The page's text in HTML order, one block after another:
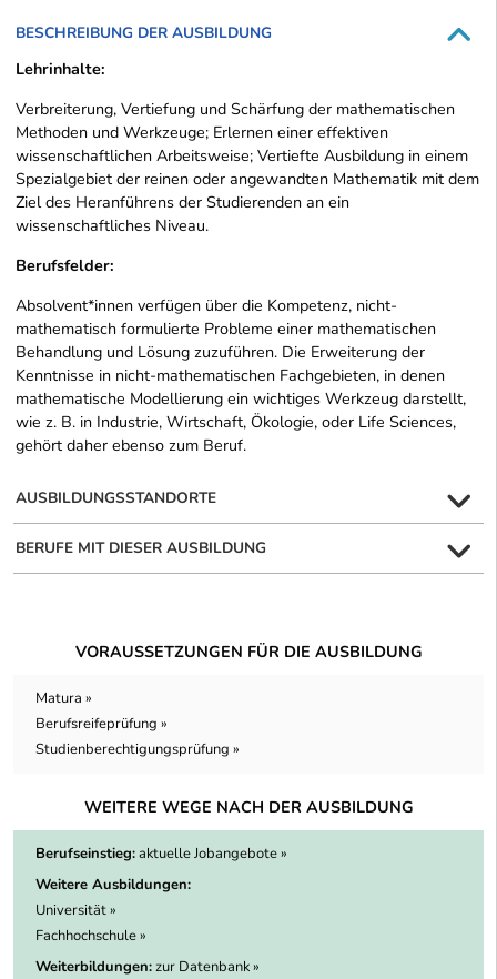
BESCHREIBUNG DER AUSBILDUNG
Lehrinhalte:
Verbreiterung, Vertiefung und Schärfung der mathematischen
Methoden und Werkzeuge; Erlernen einer effektiven
wissenschaftlichen Arbeitsweise; Vertiefte Ausbildung in einem
Spezialgebiet der reinen oder angewandten Mathematik mit dem
Ziel des Heranführens der Studierenden an ein
wissenschaftliches Niveau.
Berufsfelder:
Absolvent*innen verfügen über die Kompetenz, nicht-
mathematisch formulierte Probleme einer mathematischen
Behandlung und Lösung zuzuführen. Die Erweiterung der
Kenntnisse in nicht-mathematischen Fachgebieten, in denen
mathematische Modellierung ein wichtiges Werkzeug darstellt,
wie z. B. in Industrie, Wirtschaft, Ökologie, oder Life Sciences,
gehört daher ebenso zum Beruf.
AUSBILDUNGSSTANDORTE
BERUFE MIT DIESER AUSBILDUNG
VORAUSSETZUNGEN FÜR DIE AUSBILDUNG
Matura »
Berufsreifeprüfung »
Studienberechtigungsprüfung »
WEITERE WEGE NACH DER AUSBILDUNG
Berufseinstieg:aktuelle Jobangebote »
Weitere Ausbildungen:
Universität »
Fachhochschule »
Weiterbildungen:zur Datenbank »